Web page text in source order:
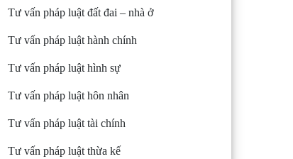
Tư vấn pháp luật đất đai – nhà ở
Tư vấn pháp luật hành chính
Tư vấn pháp luật hình sự
Tư vấn pháp luật hôn nhân
Tư vấn pháp luật tài chính
Tư vấn pháp luật thừa kế